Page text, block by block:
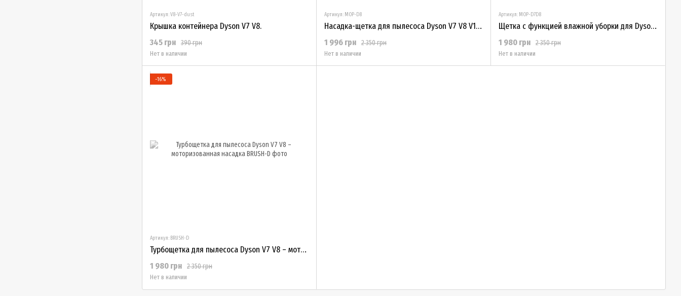
Артикул: V8-V7-dust
Крышка контейнера Dyson V7 V8.
390 грн
345 грн
Нет в наличии
Артикул: MOP-D8
Насадка-щетка для пылесоса Dyson V7 V8 V10 V11 V15, и 6 насадок серая
2 350 грн
1 996 грн
Нет в наличии
Артикул: MOP-D7D8
Щетка с функцией влажной уборки для Dyson V7 V8 V10 V11 V15 + 6 дисков
2 350 грн
1 980 грн
Нет в наличии
−16%
Артикул: BRUSH-D
Турбощетка для пылесоса Dyson V7 V8 – моторизованная насадка
2 350 грн
1 980 грн
Нет в наличии